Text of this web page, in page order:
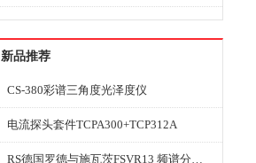
新品推荐
CS-380彩谱三角度光泽度仪
电流探头套件TCPA300+TCP312A
RS德国罗德与施瓦茨FSVR13 频谱分析仪